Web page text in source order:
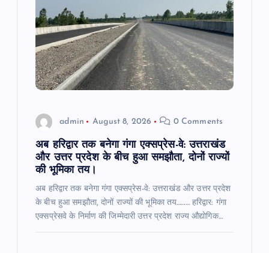
admin August 8, 2026 0 Comments
अब हरिद्वार तक बनेगा गंगा एक्सप्रेस-वे: उत्तराखंड
और उत्तर प्रदेश के बीच हुआ समझौता, दोनों राज्यों
की भूमिका तय।
अब हरिद्वार तक बनेगा गंगा एक्सप्रेस-वे: उत्तराखंड और उत्तर प्रदेश
के बीच हुआ समझौता, दोनों राज्यों की भूमिका तय……… हरिद्वार: गंगा
एक्सप्रेसवे के निर्माण की जिम्मेदारी उत्तर प्रदेश राज्य औद्योगिक…